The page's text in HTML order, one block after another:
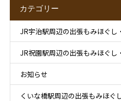
カテゴリー
JR宇治駅周辺の出張もみほぐし
ア
JR祝園駅周辺の出張もみほぐし
ア
お知らせ
くいな橋駅周辺の出張もみほぐ